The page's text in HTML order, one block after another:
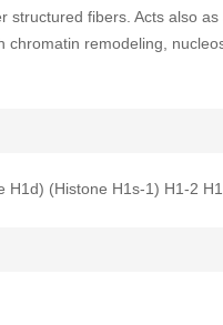
structured fibers. Acts also
chromatin remodeling,
H1d) (Histone H1s-1) H1-2